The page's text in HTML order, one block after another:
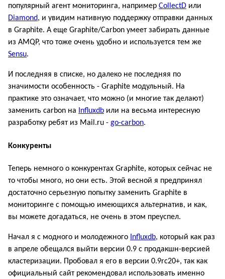
популярный агент мониторинга, например CollectD или
Diamond, и увидим нативную поддержку отправки данных
в Graphite. А еще Graphite/Carbon умеет забирать данные
из AMQP, что тоже очень удобно и используется тем же
Sensu.
И последняя в списке, но далеко не последняя по
значимости особенность - Graphite модульный. На
практике это означает, что можно (и многие так делают)
заменить carbon на Influxdb или на весьма интересную
разработку ребят из Mail.ru - go-carbon.
Конкуренты
Теперь немного о конкурентах Graphite, которых сейчас не
то чтобы много, но они есть. Этой весной я предпринял
достаточно серьезную попытку заменить Graphite в
мониторинге с помощью имеющихся альтернатив, и как,
вы можете догадаться, не очень в этом преуспел.
Начал я с модного и молодежного Influxdb, который как раз
в апреле обещался выйти версии 0.9 с продакшн-версией
кластеризации. Пробовал я его в версии 0.9rc20+, так как
официальный сайт рекомендовал использовать именно